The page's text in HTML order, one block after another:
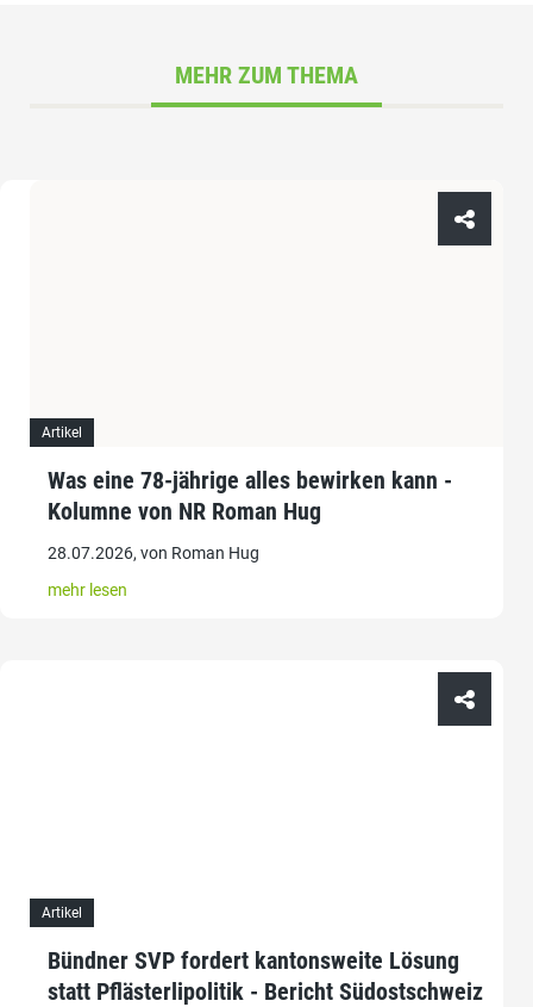
MEHR ZUM THEMA
Artikel
Was eine 78-jährige alles bewirken kann -
Kolumne von NR Roman Hug
28.07.2026, von Roman Hug
mehr lesen
Artikel
Bündner SVP fordert kantonsweite Lösung
statt Pflästerlipolitik - Bericht Südostschweiz